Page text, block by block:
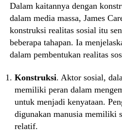
Dalam kaitannya dengan
dalam media massa, James
konstruksi realitas sosial itu
beberapa tahapan. Ia
dalam pembentukan realitas
Konstruksi. Aktor sosial,
memiliki peran dalam
untuk menjadi kenyataan.
digunakan manusia memiliki
relatif.